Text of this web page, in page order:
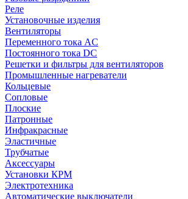
Реле
Установочные изделия
Вентиляторы
Переменного тока AC
Постоянного тока DC
Решетки и фильтры для вентиляторов
Промышленные нагреватели
Кольцевые
Сопловые
Плоские
Патронные
Инфракрасные
Эластичные
Трубчатые
Аксессуары
Установки КРМ
Электротехника
Автоматические выключатели